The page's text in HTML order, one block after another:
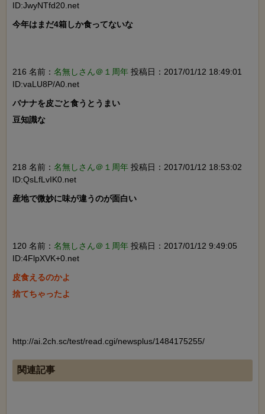
ID:JwyNTfd20.net
今年はまだ4箱しか食ってないな
216 名前： 名無しさん＠１周年 投稿日：2017/01/12 18:49:01
ID:vaLU8P/A0.net
バナナを皮ごと食うとうまい
豆知識な
218 名前： 名無しさん＠１周年 投稿日：2017/01/12 18:53:02
ID:QsLfLvIK0.net
産地で微妙に味が違うのが面白い
120 名前： 名無しさん＠１周年 投稿日：2017/01/12 9:49:05
ID:4FlpXVK+0.net
皮食えるのかよ
捨てちゃったよ
http://ai.2ch.sc/test/read.cgi/newsplus/1484175255/
関連記事